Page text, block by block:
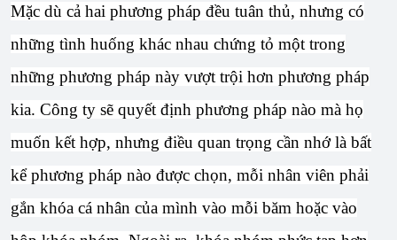
Mặc dù cả hai phương pháp đều tuân thủ, nhưng có
những tình huống khác nhau chứng tỏ một trong
những phương pháp này vượt trội hơn phương pháp
kia. Công ty sẽ quyết định phương pháp nào mà họ
muốn kết hợp, nhưng điều quan trọng cần nhớ là bất
kể phương pháp nào được chọn, mỗi nhân viên phải
gắn khóa cá nhân của mình vào mỗi băm hoặc vào